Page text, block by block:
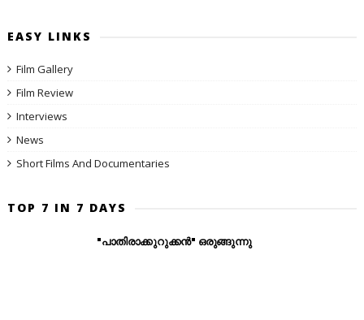
EASY LINKS
Film Gallery
Film Review
Interviews
News
Short Films And Documentaries
TOP 7 IN 7 DAYS
"പാതിരാക്കുറുക്കൻ" ഒരുങ്ങുന്നു